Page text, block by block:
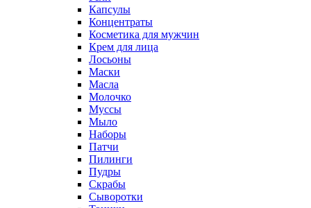
Капсулы
Концентраты
Косметика для мужчин
Крем для лица
Лосьоны
Маски
Масла
Молочко
Муссы
Мыло
Наборы
Патчи
Пилинги
Пудры
Скрабы
Сыворотки